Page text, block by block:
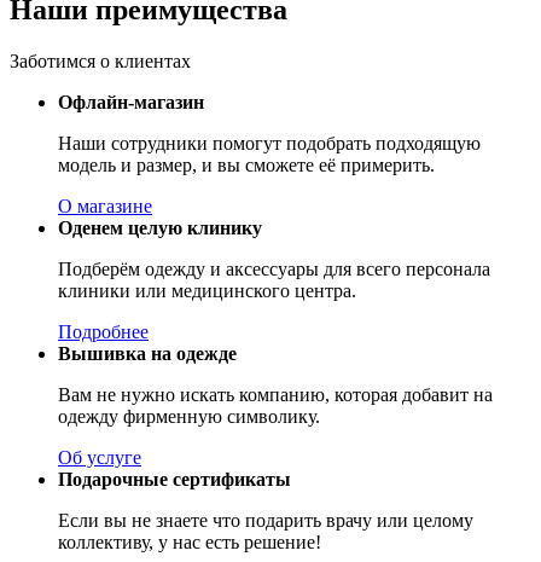
Наши преимущества
Заботимся о клиентах
Офлайн-магазин
Наши сотрудники помогут подобрать подходящую
модель и размер, и вы сможете её примерить.
О магазине
Оденем целую клинику
Подберём одежду и аксессуары для всего персонала
клиники или медицинского центра.
Подробнее
Вышивка на одежде
Вам не нужно искать компанию, которая добавит на
одежду фирменную символику.
Об услуге
Подарочные сертификаты
Если вы не знаете что подарить врачу или целому
коллективу, у нас есть решение!